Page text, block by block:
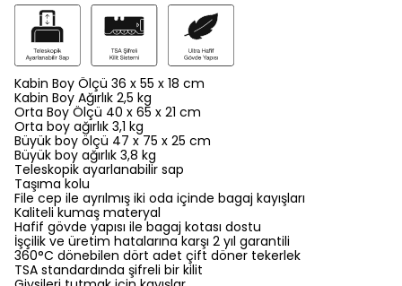
Kabin Boy Ölçü 36 x 55 x 18 cm
Kabin Boy Ağırlık 2,5 kg
Orta Boy Ölçü 40 x 65 x 21 cm
Orta boy ağırlık 3,1 kg
Büyük boy ölçü 47 x 75 x 25 cm
Büyük boy ağırlık 3,8 kg
Teleskopik ayarlanabilir sap
Taşıma kolu
File cep ile ayrılmış iki oda içinde bagaj kayışları
Kaliteli kumaş materyal
Hafif gövde yapısı ile bagaj kotası dostu
İşçilik ve üretim hatalarına karşı 2 yıl garantili
360°C dönebilen dört adet çift döner tekerlek
TSA standardında şifreli bir kilit